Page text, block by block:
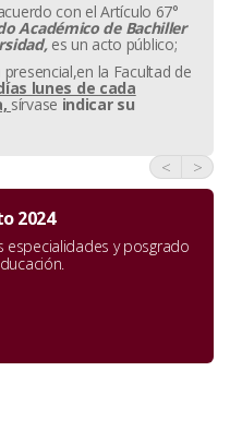
con el Artículo 67°
Académico de Bachiller
es un acto público;
la Facultad de
lunes de cada
sírvase indicar su
< >
2024
especialidades y posgrado